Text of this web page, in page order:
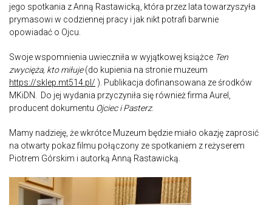
jego spotkania z Anną Rastawicką, która przez lata towarzyszyła
prymasowi w codziennej pracy i jak nikt potrafi barwnie
opowiadać o Ojcu.
Swoje wspomnienia uwieczniła w wyjątkowej książce Ten
zwycięża, kto miłuje(do kupienia na stronie muzeum
https://sklep.mt514.pl/ ). Publikacja dofinansowana ze środków
MKiDN. Do jej wydania przyczyniła się również firma Aurel,
producent dokumentu Ojciec i Pasterz.
Mamy nadzieję, że wkrótce Muzeum będzie miało okazję zaprosić
na otwarty pokaz filmu połączony ze spotkaniem z reżyserem
Piotrem Górskim i autorką Anną Rastawicką.